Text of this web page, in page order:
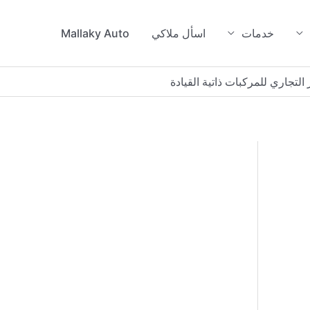
خدمات اسأل ملاكي Mallaky Auto
للمركبات ذاتية القيادة